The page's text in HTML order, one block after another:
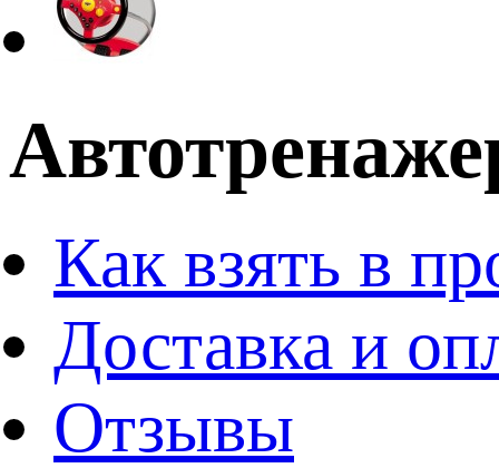
Как взять в
Доставка и
Отзывы